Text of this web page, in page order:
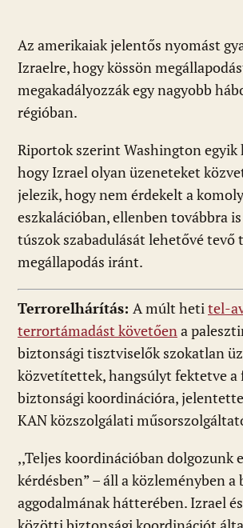
Az amerikaiak jelentős nyomást
Izraelre, hogy kössön
megakadályozzák egy nagyobb
régióban.
Riportok szerint Washington egyik
hogy Izrael olyan üzeneteket
jelezik, hogy nem érdekelt a
eszkalációban, ellenben továbbra
túszok szabadulását lehetővé tevő
megállapodás iránt.
Terrorelhárítás: A múlt hetitel-
terrortámadást követőena
biztonsági tisztviselők szokatlan
közvetítettek, hangsúlyt fektetve a
biztonsági koordinációra,
KAN közszolgálati
,,Teljes koordinációban dolgozunk
kérdésben” – áll a közleményben a
aggodalmának hátterében. Izrael